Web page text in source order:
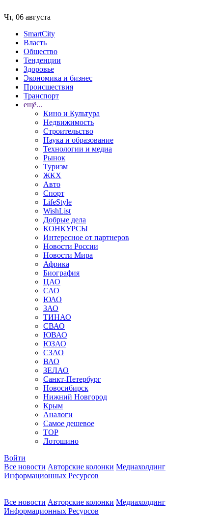
Чт, 06 августа
SmartCity
Власть
Общество
Тенденции
Здоровье
Экономика и бизнес
Происшествия
Транспорт
ещё...
Кино и Культура
Недвижимость
Строительство
Наука и образование
Технологии и медиа
Рынок
Туризм
ЖКХ
Авто
Спорт
LifeStyle
WishList
Добрые дела
КОНКУРСЫ
Интересное от партнеров
Новости России
Новости Мира
Африка
Биография
ЦАО
САО
ЮАО
ЗАО
ТИНАО
СВАО
ЮВАО
ЮЗАО
СЗАО
ВАО
ЗЕЛАО
Санкт-Петербург
Новосибирск
Нижний Новгород
Крым
Аналоги
Самое дешевое
TOP
Лотошино
Войти
Все новости Авторские колонки Медиахолдинг
Информационных Ресурсов
Все новости Авторские колонки Медиахолдинг
Информационных Ресурсов